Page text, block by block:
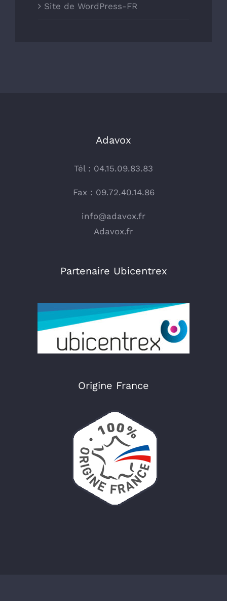
Site de WordPress-FR
Adavox
Tél : 04.15.09.83.83
Fax : 09.72.40.14.86
info@adavox.fr
Adavox.fr
Partenaire Ubicentrex
Origine France